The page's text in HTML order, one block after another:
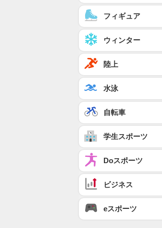
フィギュア
ウィンター
陸上
水泳
自転車
学生スポーツ
Doスポーツ
ビジネス
eスポーツ